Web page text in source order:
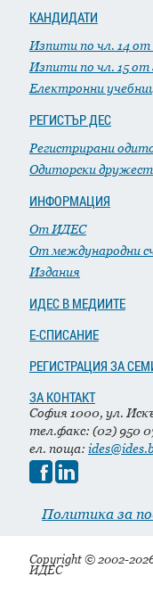
КАНДИДАТИ
Изпити по чл. 14
Изпити по чл. 15
Електронни
РЕГИСТЪР ДЕС
Регистрирани
Одиторски
ИНФОРМАЦИЯ
От ИДЕС
От международни
Издания
ИДЕС В МЕДИИТЕ
Е-СПИСАНИЕ
РЕГИСТРАЦИЯ ЗА
ЗА КОНТАКТ
София 1000, ул.
тел.факс: (02) 950
ел. поща:
Политика за
Copyright © 2002-
ИДЕС